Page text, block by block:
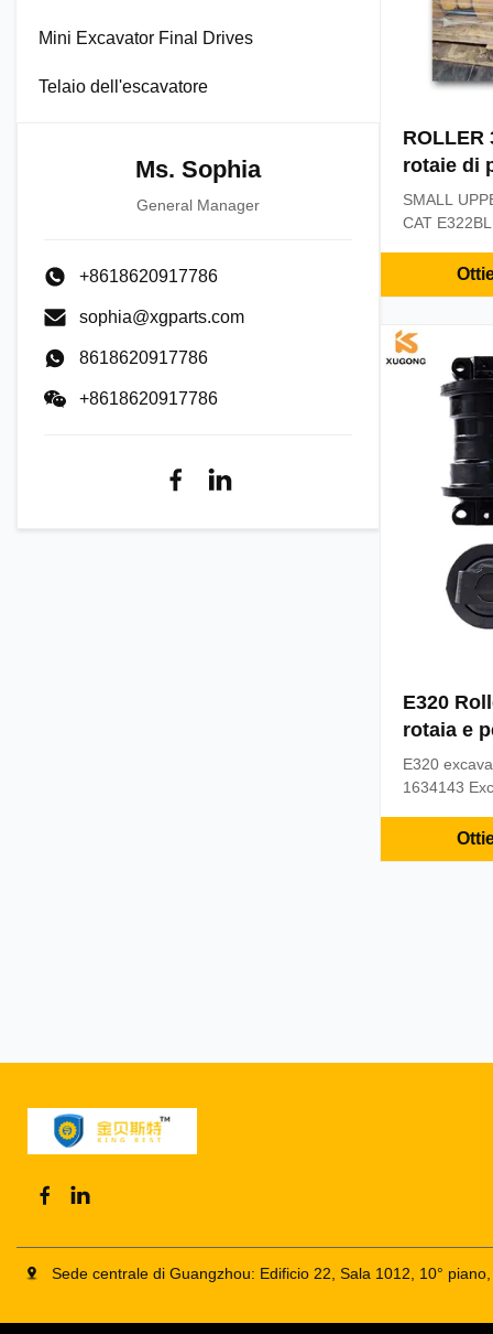
Mini Excavator Final Drives
Telaio dell'escavatore
Ms. Sophia
General Manager
+8618620917786
sophia@xgparts.com
8618620917786
+8618620917786
ROLLER
rotaie di
SMALL
CAT
Parts
SMALL
322BL
stocks, 3-10
E320
rotaia e
carrello
E320
1634143
product
Sede centrale di Guangzhou: Edificio 22, Sala 1012, 10°